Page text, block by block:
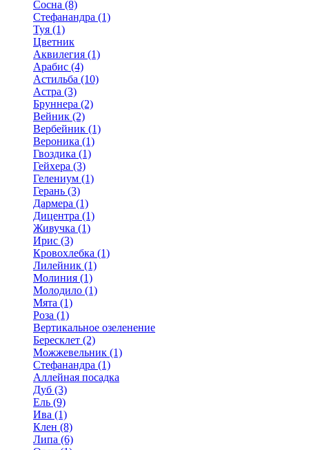
Сосна (8)
Стефанандра (1)
Туя (1)
Цветник
Аквилегия (1)
Арабис (4)
Астильба (10)
Астра (3)
Бруннера (2)
Вейник (2)
Вербейник (1)
Вероника (1)
Гвоздика (1)
Гейхера (3)
Гелениум (1)
Герань (3)
Дармера (1)
Дицентра (1)
Живучка (1)
Ирис (3)
Кровохлебка (1)
Лилейник (1)
Молиния (1)
Молодило (1)
Мята (1)
Роза (1)
Вертикальное озеленение
Бересклет (2)
Можжевельник (1)
Стефанандра (1)
Аллейная посадка
Дуб (3)
Ель (9)
Ива (1)
Клен (8)
Липа (6)